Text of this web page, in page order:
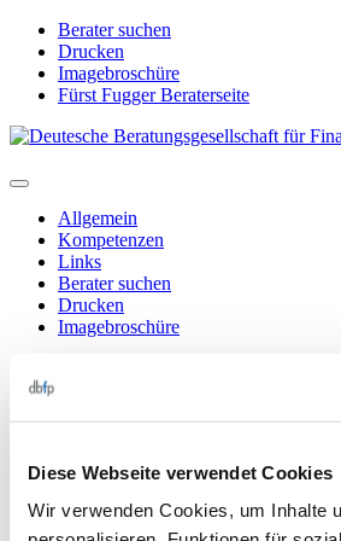
Diese Webseite verwendet Cookies
Wir verwenden Cookies, um Inhalte
Direkt
zum
Inhalt
Berater suchen
Drucken
Imagebroschüre
Fürst Fugger Beraterseite
Allgemein
Kompetenzen
Links
Berater suchen
Drucken
Imagebroschüre
Ihr Ansprechpartner für Finanz- und
Qualifikation
Fachwirt (BC)
Position und Tätigkeiten bei der dbfp